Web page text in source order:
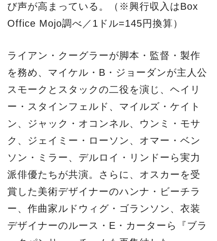
び声が高まっている。（※興行収入はBox
Office Mojo調べ／1ドル=145円換算）
ライアン・クーグラーが脚本・監督・製作
を務め、マイケル・B・ジョーダンが主人公
スモークとスタックの二役を演じ、ヘイリ
ー・スタインフェルド、マイルズ・ケイト
ン、ジャック・オコンネル、ウンミ・モサ
ク、ジェイミー・ローソン、オマー・ベン
ソン・ミラー、デルロイ・リンドーら実力
派俳優たちが共演。さらに、オスカーを受
賞した美術デザイナーのハンナ・ビーチラ
ー、作曲家ルドウィグ・ゴランソン、衣装
デザイナーのルース・E・カーターら『ブラ